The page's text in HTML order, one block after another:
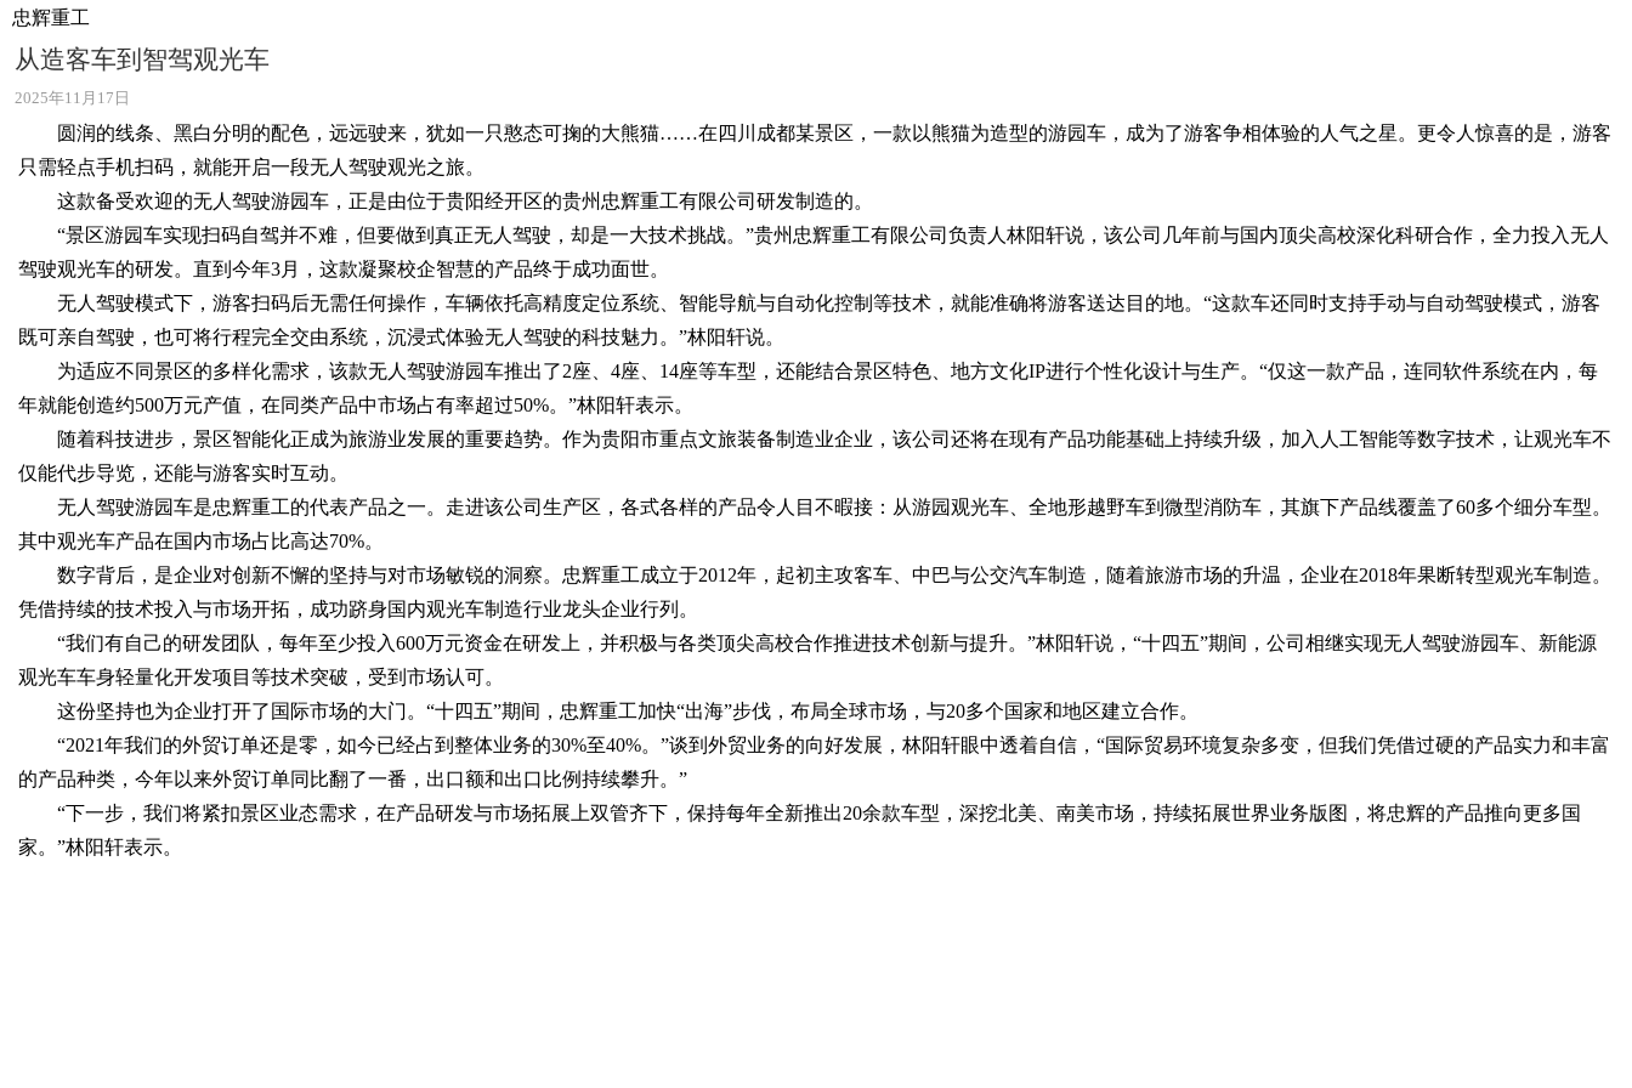
忠辉重工
从造客车到智驾观光车
2025年11月17日
圆润的线条、黑白分明的配色，远远驶来，犹如一只憨态可掬的大熊猫……在四川成都某景区，一款以熊猫为造型的游园车，成为了游客争相体验的人气之星。更令人惊喜的是，游客
只需轻点手机扫码，就能开启一段无人驾驶观光之旅。
这款备受欢迎的无人驾驶游园车，正是由位于贵阳经开区的贵州忠辉重工有限公司研发制造的。
“景区游园车实现扫码自驾并不难，但要做到真正无人驾驶，却是一大技术挑战。”贵州忠辉重工有限公司负责人林阳轩说，该公司几年前与国内顶尖高校深化科研合作，全力投入无人
驾驶观光车的研发。直到今年3月，这款凝聚校企智慧的产品终于成功面世。
无人驾驶模式下，游客扫码后无需任何操作，车辆依托高精度定位系统、智能导航与自动化控制等技术，就能准确将游客送达目的地。“这款车还同时支持手动与自动驾驶模式，游客
既可亲自驾驶，也可将行程完全交由系统，沉浸式体验无人驾驶的科技魅力。”林阳轩说。
为适应不同景区的多样化需求，该款无人驾驶游园车推出了2座、4座、14座等车型，还能结合景区特色、地方文化IP进行个性化设计与生产。“仅这一款产品，连同软件系统在内，每
年就能创造约500万元产值，在同类产品中市场占有率超过50%。”林阳轩表示。
随着科技进步，景区智能化正成为旅游业发展的重要趋势。作为贵阳市重点文旅装备制造业企业，该公司还将在现有产品功能基础上持续升级，加入人工智能等数字技术，让观光车不
仅能代步导览，还能与游客实时互动。
无人驾驶游园车是忠辉重工的代表产品之一。走进该公司生产区，各式各样的产品令人目不暇接：从游园观光车、全地形越野车到微型消防车，其旗下产品线覆盖了60多个细分车型。
其中观光车产品在国内市场占比高达70%。
数字背后，是企业对创新不懈的坚持与对市场敏锐的洞察。忠辉重工成立于2012年，起初主攻客车、中巴与公交汽车制造，随着旅游市场的升温，企业在2018年果断转型观光车制造。
凭借持续的技术投入与市场开拓，成功跻身国内观光车制造行业龙头企业行列。
“我们有自己的研发团队，每年至少投入600万元资金在研发上，并积极与各类顶尖高校合作推进技术创新与提升。”林阳轩说，“十四五”期间，公司相继实现无人驾驶游园车、新能源
观光车车身轻量化开发项目等技术突破，受到市场认可。
这份坚持也为企业打开了国际市场的大门。“十四五”期间，忠辉重工加快“出海”步伐，布局全球市场，与20多个国家和地区建立合作。
“2021年我们的外贸订单还是零，如今已经占到整体业务的30%至40%。”谈到外贸业务的向好发展，林阳轩眼中透着自信，“国际贸易环境复杂多变，但我们凭借过硬的产品实力和丰富
的产品种类，今年以来外贸订单同比翻了一番，出口额和出口比例持续攀升。”
“下一步，我们将紧扣景区业态需求，在产品研发与市场拓展上双管齐下，保持每年全新推出20余款车型，深挖北美、南美市场，持续拓展世界业务版图，将忠辉的产品推向更多国
家。”林阳轩表示。